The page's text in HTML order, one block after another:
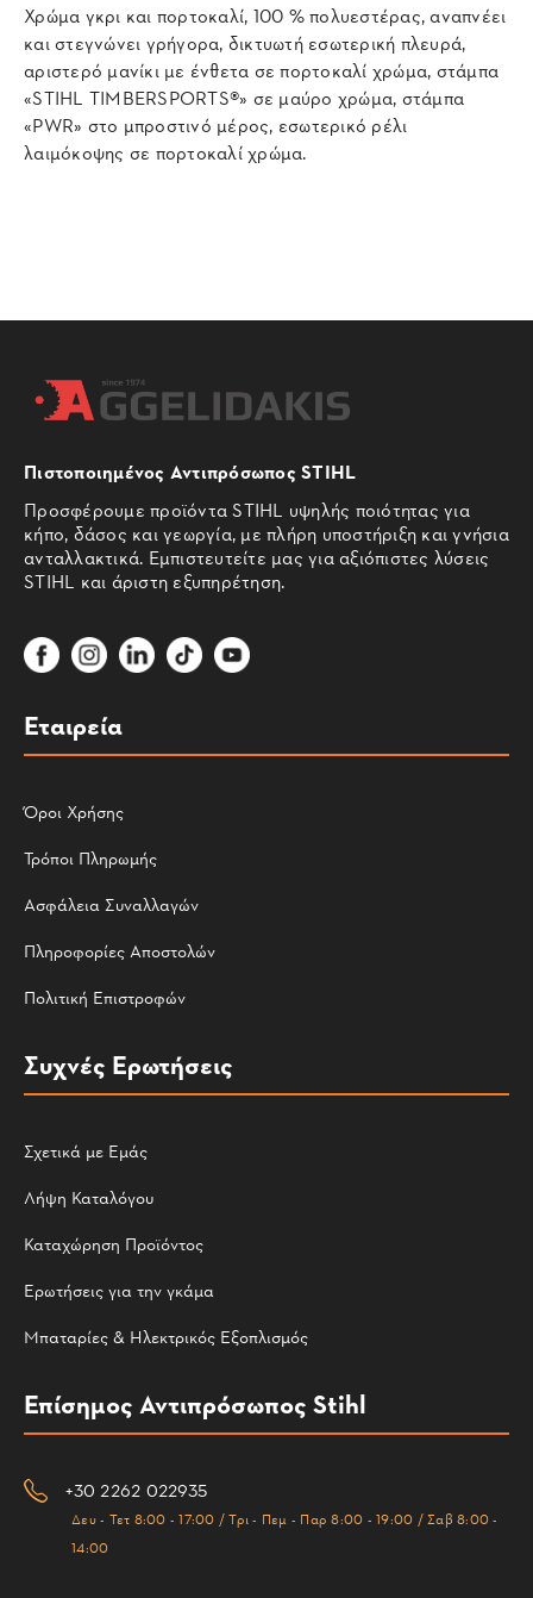
Χρώμα γκρι και πορτοκαλί, 100 % πολυεστέρας, αναπνέει
και στεγνώνει γρήγορα, δικτυωτή εσωτερική πλευρά,
αριστερό μανίκι με ένθετα σε πορτοκαλί χρώμα, στάμπα
«STIHL TIMBERSPORTS®» σε μαύρο χρώμα, στάμπα
«PWR» στο μπροστινό μέρος, εσωτερικό ρέλι
λαιμόκοψης σε πορτοκαλί χρώμα.
Πιστοποιημένος Αντιπρόσωπος STIHL
Προσφέρουμε προϊόντα STIHL υψηλής ποιότητας για
κήπο, δάσος και γεωργία, με πλήρη υποστήριξη και γνήσια
ανταλλακτικά. Εμπιστευτείτε μας για αξιόπιστες λύσεις
STIHL και άριστη εξυπηρέτηση.
Εταιρεία
Όροι Χρήσης
Τρόποι Πληρωμής
Ασφάλεια Συναλλαγών
Πληροφορίες Αποστολών
Πολιτική Επιστροφών
Συχνές Ερωτήσεις
Σχετικά με Εμάς
Λήψη Καταλόγου
Καταχώρηση Προϊόντος
Ερωτήσεις για την γκάμα
Μπαταρίες & Ηλεκτρικός Εξοπλισμός
Επίσημος Αντιπρόσωπος Stihl
+30 2262 022935
Δευ - Τετ 8:00 - 17:00 / Τρι - Πεμ - Παρ 8:00 - 19:00 / Σαβ 8:00 -
14:00